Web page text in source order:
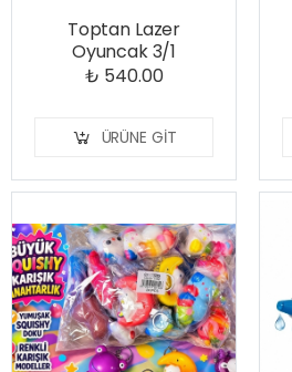
Toptan Lazer
Oyuncak 3/1
₺ 540.00
ÜRÜNE GIT